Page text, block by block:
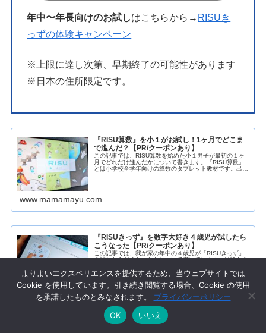
年中〜年長向けのお試しはこちらから→ RISUき
っずの体験キャンペーン
※上限に達し次第、早期終了の可能性があります
※日本の住所限定です。
『RISU算数』を小１がお試し！1ヶ月でどこま
で進んだ？【PR/クーポンあり】
この記事では、RISU算数を始めた小１男子が最初の１ヶ
月でどれだけ進んだかについて書きます。『RISU算数』
とは小学校全学年向けの算数のタブレット教材です。出題
www.mamamayu.com
『RISUきっず』を数字大好き４歳児が試したら
こうなった【PR/クーポンあり】
この記事では、我が家の年中の４歳児が「RISUきっず」
を試したらどうなったかについて書いています。結論から
た。運営さん、すみません。『RISUきっず』とは年中〜
年長向けの算数のタブレット教...
www.mamamayu.com
よりよいエクスペリエンスを提供するため、当ウェブサイトでは
Cookie を使用しています。引き続き閲覧する場合、Cookie の使用
を承諾したものとみなされます。 プライバシーポリシー
OK
いいえ